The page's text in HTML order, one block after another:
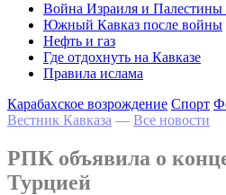
Война Израиля и Палестины
Южный Кавказ после войны
Нефть и газ
Где отдохнуть на Кавказе
Правила ислама
Карабахское возрождение Спорт
Вестник Кавказа — Все новости
РПК объявила о
Турцией